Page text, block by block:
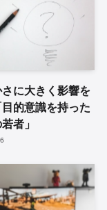
に大きく影響を
的意識を持った
者」